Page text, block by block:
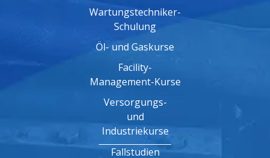
Wartungstechniker-
Schulung
Öl- und Gaskurse
Facility-
Management-Kurse
Versorgungs-
und
Industriekurse
Fallstudien